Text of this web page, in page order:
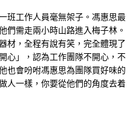
班工作人員毫無架子。馮惠思最
們需走兩小時山路進入梅子林。
材，全程有說有笑，完全體現了
心」，認為工作團隊不開心，不
也會吩咐馮惠思為團隊買好味的
人一樣，你要從他們的角度去着